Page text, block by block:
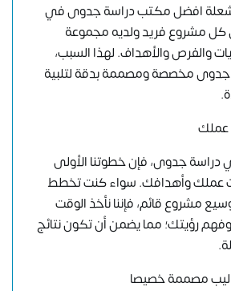
افضل مكتب دراسة جدوى في
كل مشروع فريد ولديه مجموعة
والفرص والأهداف. لهذا السبب،
مخصصة ومصممة بدقة لتلبية
عملك
جدوى، فإن خطوتنا الأولى
عملك وأهدافك. سواء كنت تخطط
مشروع قائم، فإننا نأخذ الوقت
رؤيتك؛ مما يضمن أن تكون نتائج
مصممة خصيصا